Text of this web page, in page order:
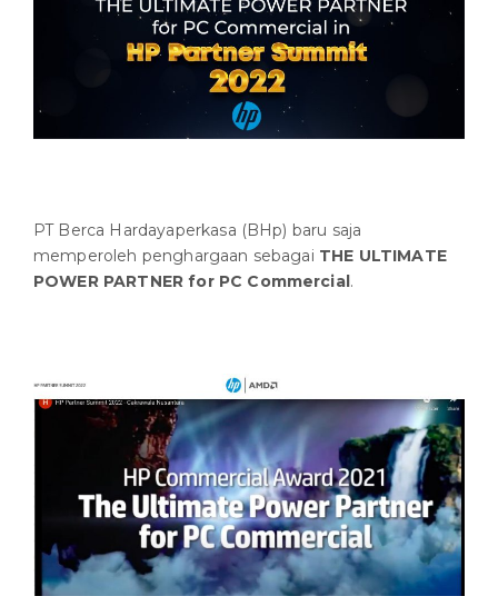
PT Berca Hardayaperkasa (BHp) baru saja
memperoleh penghargaan sebagai THE ULTIMATE
POWER PARTNER for PC Commercial .